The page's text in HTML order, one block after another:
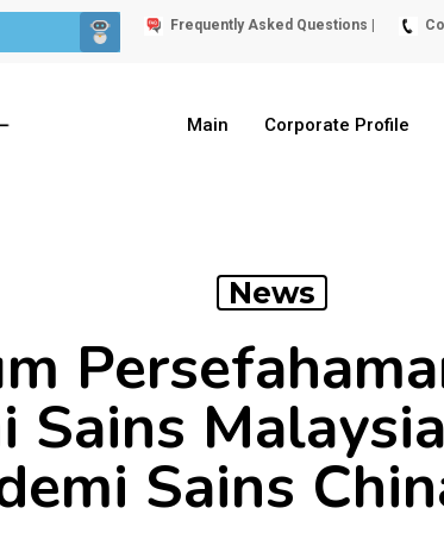
Frequently Asked Questions |
Main Corporate Profile
News
Sains
Sains